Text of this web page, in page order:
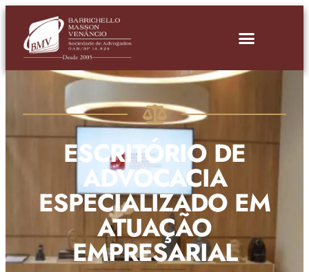
ESCRITÓRIO DE
ADVOCACIA
ESPECIALIZADO EM
ATUAÇÃO
EMPRESARIAL